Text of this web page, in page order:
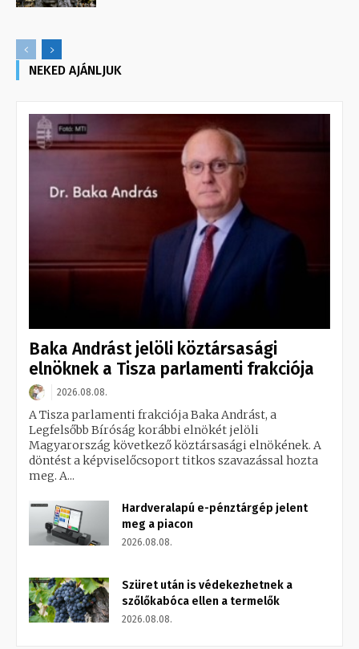
NEKED AJÁNLJUK
Baka Andrást jelöli köztársasági
elnöknek a Tisza parlamenti frakciója
2026.08.08.
A Tisza parlamenti frakciója Baka Andrást, a
Legfelsőbb Bíróság korábbi elnökét jelöli
Magyarország következő köztársasági elnökének. A
döntést a képviselőcsoport titkos szavazással hozta
meg. A...
Hardveralapú e-pénztárgép jelent
meg a piacon
2026.08.08.
Szüret után is védekezhetnek a
szőlőkabóca ellen a termelők
2026.08.08.